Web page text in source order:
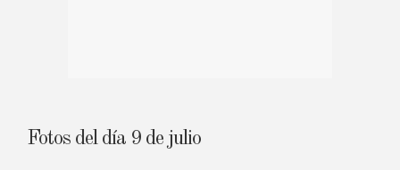
Fotos del día 9 de julio